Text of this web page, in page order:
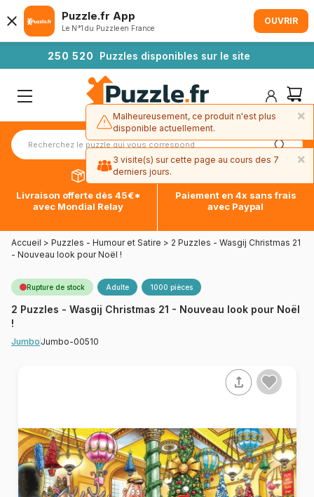
250 520 Puzzles disponibles sur le site
Livraison offerte dès 45€*
avec Mondial Relay
Paiement en 4x sans frais
avec Paypal
Accueil > Puzzles - Humour et Satire > 2 Puzzles - Wasgij Christmas 21
- Nouveau look pour Noël !
Rupture de stock Adulte 1000 pièces
2 Puzzles - Wasgij Christmas 21 - Nouveau look pour Noël
!
Jumbo Jumbo-00510
Puzzle.fr App
Le N°1 du Puzzle en France
OUVRIR
×
Malheureusement, ce produit n'est plus
disponible actuellement.
×
3 visite(s) sur cette page au cours des 7
derniers jours.